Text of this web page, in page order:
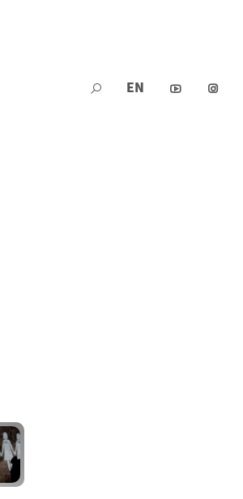


EN
